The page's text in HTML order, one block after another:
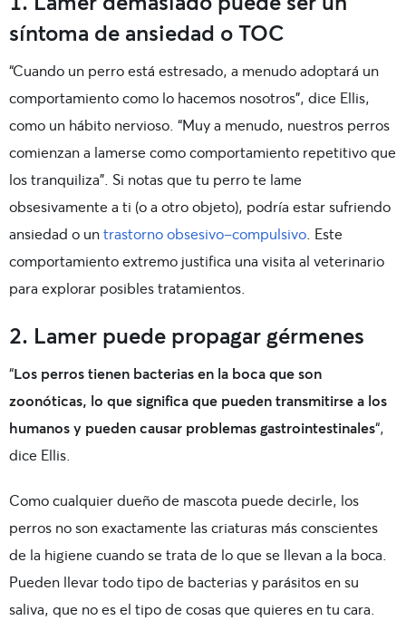
síntoma de ansiedad o TOC
“Cuando un perro está estresado, a menudo adoptará un
comportamiento como lo hacemos nosotros”, dice Ellis,
como un hábito nervioso. “Muy a menudo, nuestros perros
comienzan a lamerse como comportamiento repetitivo que
los tranquiliza”. Si notas que tu perro te lame
obsesivamente a ti (o a otro objeto), podría estar sufriendo
ansiedad o untrastorno obsesivo-compulsivo . Este
comportamiento extremo justifica una visita al veterinario
para explorar posibles tratamientos.
2. Lamer puede propagar gérmenes
“Los perros tienen bacterias en la boca que son
zoonóticas, lo que significa que pueden transmitirse a los
humanos y pueden causar problemas gastrointestinales“,
dice Ellis.
Como cualquier dueño de mascota puede decirle, los
perros no son exactamente las criaturas más conscientes
de la higiene cuando se trata de lo que se llevan a la boca.
Pueden llevar todo tipo de bacterias y parásitos en su
saliva, que no es el tipo de cosas que quieres en tu cara.